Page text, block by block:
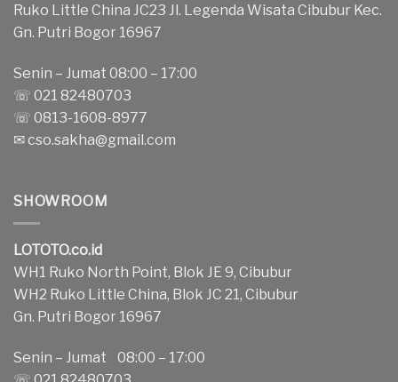
Ruko Little China JC23 Jl. Legenda Wisata Cibubur Kec.
Gn. Putri Bogor 16967
Senin – Jumat 08:00 – 17:00
☏ 021 82480703
☏ 0813-1608-8977
✉cso.sakha@gmail.com
SHOWROOM
LOTOTO.co.id
WH1 Ruko North Point, Blok JE 9, Cibubur
WH2 Ruko Little China, Blok JC 21, Cibubur
Gn. Putri Bogor 16967
Senin – Jumat 08:00 – 17:00